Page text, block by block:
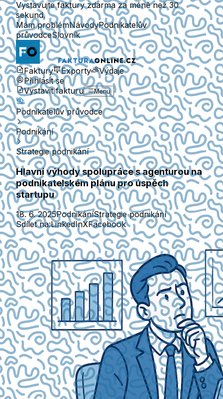
Vystavujte faktury zdarma za méně než 30
sekund.
Mám problémNávodyPodnikatelův
průvodceSlovník
Faktury Exporty
Výdaje
Přihlásit se
Vystavit fakturu
Menu
Podnikatelův průvodce
Podnikání
Strategie podnikání
Hlavní výhody spolupráce s agenturou na
podnikatelském plánu pro úspěch
startupu
18. 6. 2025PodnikáníStrategie podnikání
Sdílet na:LinkedInXFacebook